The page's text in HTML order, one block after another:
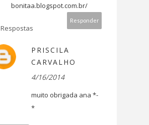
bonitaa.blogspot.com.br/
Responder
Respostas
PRISCILA
CARVALHO
4/16/2014
muito obrigada ana *-
*